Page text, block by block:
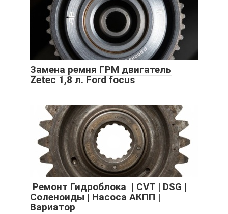
Замена ремня ГРМ двигатель
Zeteс 1,8 л. Ford focus
Ремонт Гидроблока | CVT | DSG |
Соленоиды | Насоса АКПП |
Вариатор